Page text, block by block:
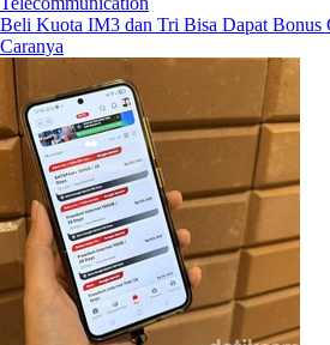
Beli Kuota IM3 dan Tri Bisa Dapat Bonus
Caranya